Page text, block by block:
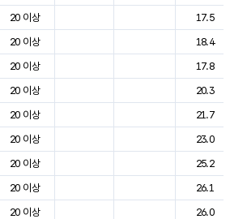
20 이상
17.5
20 이상
18.4
20 이상
17.8
20 이상
20.3
20 이상
21.7
20 이상
23.0
20 이상
25.2
20 이상
26.1
20 이상
26.0